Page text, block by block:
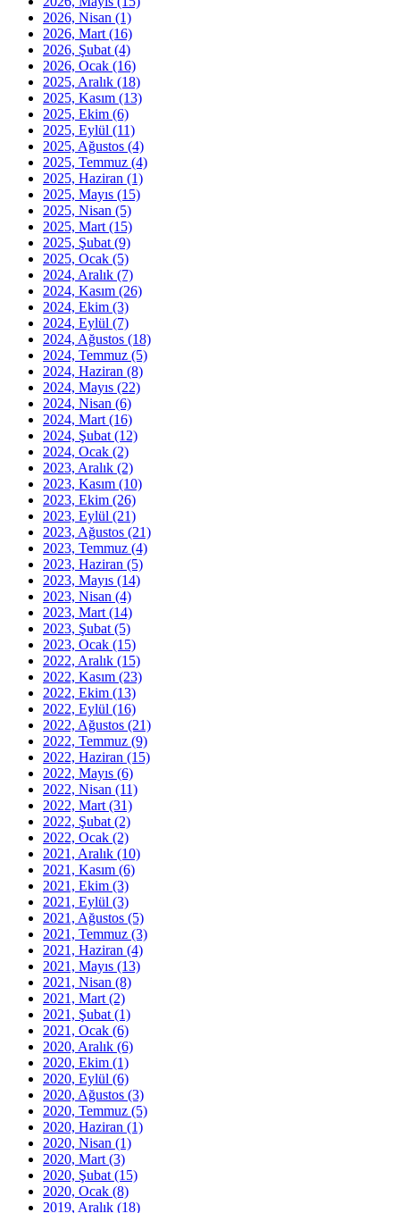
2026, Nisan (1)
2026, Mart (16)
2026, Şubat (4)
2026, Ocak (16)
2025, Aralık (18)
2025, Kasım (13)
2025, Ekim (6)
2025, Eylül (11)
2025, Ağustos (4)
2025, Temmuz (4)
2025, Haziran (1)
2025, Mayıs (15)
2025, Nisan (5)
2025, Mart (15)
2025, Şubat (9)
2025, Ocak (5)
2024, Aralık (7)
2024, Kasım (26)
2024, Ekim (3)
2024, Eylül (7)
2024, Ağustos (18)
2024, Temmuz (5)
2024, Haziran (8)
2024, Mayıs (22)
2024, Nisan (6)
2024, Mart (16)
2024, Şubat (12)
2024, Ocak (2)
2023, Aralık (2)
2023, Kasım (10)
2023, Ekim (26)
2023, Eylül (21)
2023, Ağustos (21)
2023, Temmuz (4)
2023, Haziran (5)
2023, Mayıs (14)
2023, Nisan (4)
2023, Mart (14)
2023, Şubat (5)
2023, Ocak (15)
2022, Aralık (15)
2022, Kasım (23)
2022, Ekim (13)
2022, Eylül (16)
2022, Ağustos (21)
2022, Temmuz (9)
2022, Haziran (15)
2022, Mayıs (6)
2022, Nisan (11)
2022, Mart (31)
2022, Şubat (2)
2022, Ocak (2)
2021, Aralık (10)
2021, Kasım (6)
2021, Ekim (3)
2021, Eylül (3)
2021, Ağustos (5)
2021, Temmuz (3)
2021, Haziran (4)
2021, Mayıs (13)
2021, Nisan (8)
2021, Mart (2)
2021, Şubat (1)
2021, Ocak (6)
2020, Aralık (6)
2020, Ekim (1)
2020, Eylül (6)
2020, Ağustos (3)
2020, Temmuz (5)
2020, Haziran (1)
2020, Nisan (1)
2020, Mart (3)
2020, Şubat (15)
2020, Ocak (8)
2019, Aralık (18)